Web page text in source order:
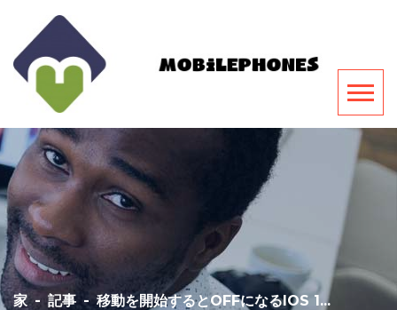
家 - 記事 - 移動を開始するとOFFになるIOS 1...